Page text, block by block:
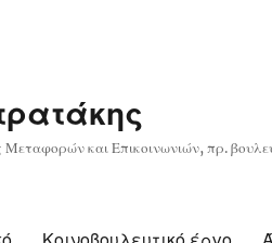
και Επικοινωνιών, πρ.